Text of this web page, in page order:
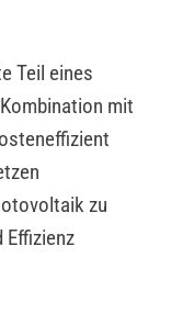
Teil eines
mit
zu
Effizienz